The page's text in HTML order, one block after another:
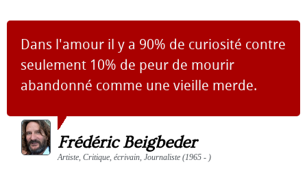
Dans l'amour il y a 90% de curiosité contre
seulement 10% de peur de mourir
abandonné comme une vieille merde.
Frédéric Beigbeder
Artiste, Critique, écrivain, Journaliste (1965 - )